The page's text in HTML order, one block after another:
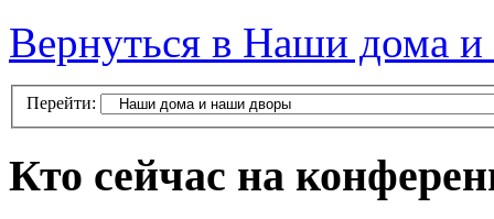
Вернуться в Наши дома
Перейти:
Кто сейчас на